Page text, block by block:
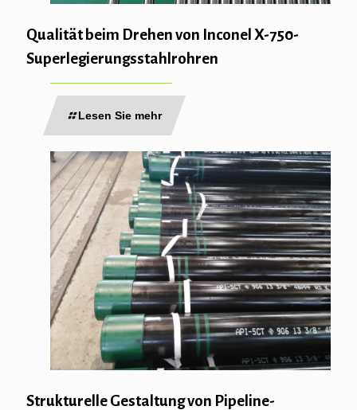
Qualität beim Drehen von Inconel X-750-
Superlegierungsstahlrohren
Lesen Sie mehr
Strukturelle Gestaltung von Pipeline-